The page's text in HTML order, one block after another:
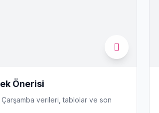
Önerisi
verileri, tablolar ve son